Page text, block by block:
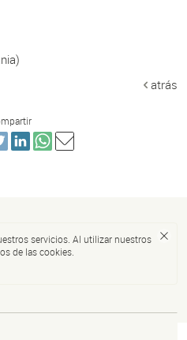
atrás
servicios. Al utilizar nuestros
de las cookies.